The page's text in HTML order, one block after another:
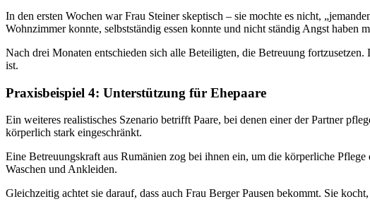
In den ersten Wochen war Frau Steiner skeptisch – sie mochte es nicht,
Wohnzimmer konnte, selbstständig essen konnte und nicht ständig Angst haben
Nach drei Monaten entschieden sich alle Beteiligten, die Betreuung fortzusetzen.
ist.
Praxisbeispiel 4: Unterstützung für Ehepaare
Ein weiteres realistisches Szenario betrifft Paare, bei denen einer der Partner
körperlich stark eingeschränkt.
Eine Betreuungskraft aus Rumänien zog bei ihnen ein, um die körperliche
Waschen und Ankleiden.
Gleichzeitig achtet sie darauf, dass auch Frau Berger Pausen bekommt. Sie